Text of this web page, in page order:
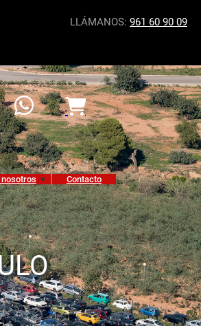
LLÁMANOS: 961 60 90 09
Contacto